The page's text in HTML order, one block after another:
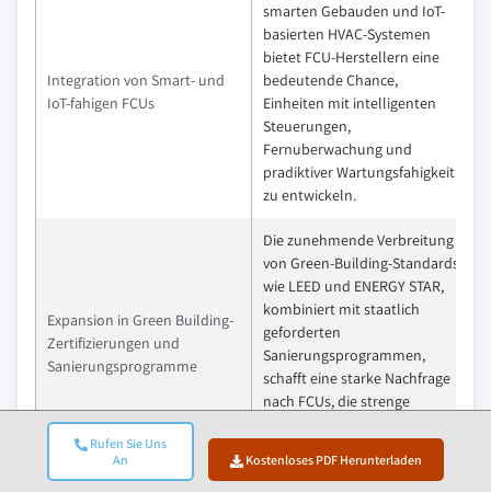
Rufen Sie Uns
An
Kostenloses PDF Herunterladen
Integration von Smart- und
IoT-fahigen FCUs
smarten Gebauden und IoT-
basierten HVAC-Systemen
bietet FCU-Herstellern eine
bedeutende Chance,
Einheiten mit intelligenten
Steuerungen,
Fernuberwachung und
pradiktiver Wartungsfahigkeit
zu entwickeln.
Expansion in Green Building-
Zertifizierungen und
Sanierungsprogramme
Die zunehmende Verbreitung
von Green-Building-Standards
wie LEED und ENERGY STAR,
kombiniert mit staatlich
geforderten
Sanierungsprogrammen,
schafft eine starke Nachfrage
nach FCUs, die strenge